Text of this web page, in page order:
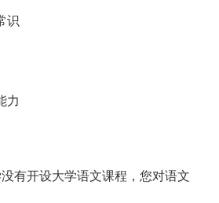
识
力
有开设大学语文课程，您对语文